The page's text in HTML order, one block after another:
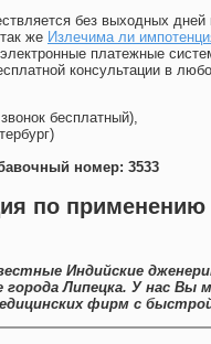
без выходных
же Излечима ли
платежные
консультации в
бесплатный),
номер: 3533
по
Индийские
города Липецка. У нас
фирм с